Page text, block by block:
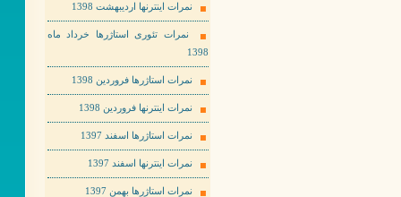
نمرات اینترنها اردیبهشت 1398
نمرات تئوری استاژرها خرداد ماه
1398
نمرات استاژرها فروردین 1398
نمرات اینترنها فروردین 1398
نمرات استاژرها اسفند 1397
نمرات اینترنها اسفند 1397
نمرات استاژرها بهمن 1397